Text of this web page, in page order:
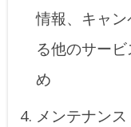
情報、キャ
る他のサー
め
メンテナン